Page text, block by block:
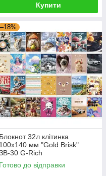
Купити
–18%
Блокнот 32л клітинка
100x140 мм "Gold Brisk"
30 G-Rich
Готово до відправки